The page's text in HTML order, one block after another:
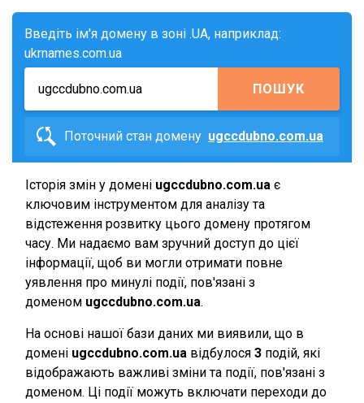
Введіть ім'я домену в зоні .UA, наприклад:
ukrnames.com.ua
ПОШУК
Поточний стан домену ugccdubno.com.ua
Історія змін у домені ugccdubno.com.ua є
ключовим інструментом для аналізу та
відстеження розвитку цього домену протягом
часу. Ми надаємо вам зручний доступ до цієї
інформації, щоб ви могли отримати повне
уявлення про минулі події, пов'язані з
доменом ugccdubno.com.ua.
На основі нашої бази даних ми виявили, що в
домені ugccdubno.com.ua відбулося 3 подій, які
відображають важливі зміни та події, пов'язані з
доменом. Ці події можуть включати переходи до